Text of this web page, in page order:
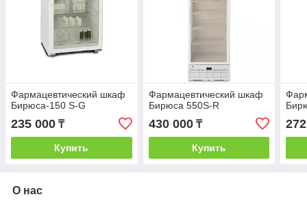
Фармацевтический шкаф
Бирюса-150 S-G
235 000 ₸
Купить
Фармацевтический шкаф
Бирюса 550S-R
430 000₸
Купить
О нас